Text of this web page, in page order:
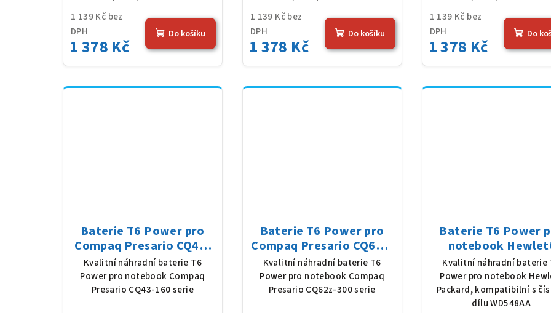
1 139 Kč bez
DPH
1 378 Kč
Do košíku
1 139 Kč bez
DPH
1 378 Kč
Do košíku
1 139 Kč bez
DPH
1 378 Kč
Do
Baterie T6 Power pro
Compaq Presario CQ43-
160 serie, Li-Ion, 10,8 V,
5200 mAh (56 Wh), černá
Kvalitní náhradní baterie T6
Power pro notebook Compaq
Presario CQ43-160 serie
Baterie T6 Power pro
Compaq Presario CQ62z-
300 serie, Li-Ion, 10,8 V,
5200 mAh (56 Wh), černá
Kvalitní náhradní baterie T6
Power pro notebook Compaq
Presario CQ62z-300 serie
Baterie T6 Power
notebook
Packard WD548AA,
Ion, 10,8 V, 5200 mAh
Wh), černá
Kvalitní náhradní baterie
Power pro notebook
Packard, kompatibilní s
dílu WD548AA